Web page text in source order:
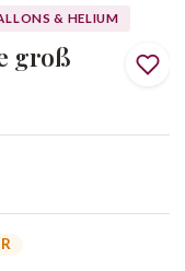
& HELIUM
groß